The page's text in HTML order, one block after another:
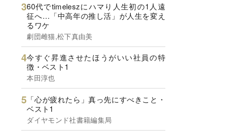
60代でtimeleszにハマり人生初の1人遠
征へ…「中高年の推し活」が人生を変え
るワケ
劇団雌猫,松下真由美
今すぐ昇進させたほうがいい社員の特
徴・ベスト1
本田淳也
「心が疲れたら」真っ先にすべきこと・
ベスト1
ダイヤモンド社書籍編集局